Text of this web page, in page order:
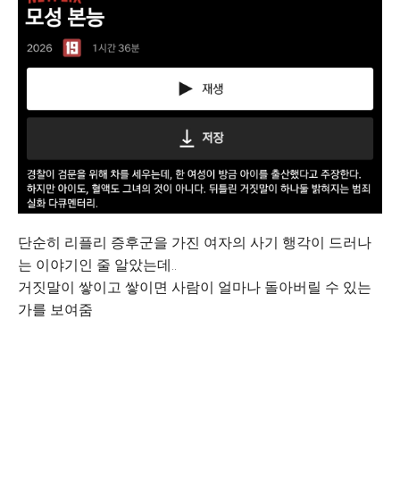
단순히 리플리 증후군을 가진 여자의 사기 행각이 드러나
는 이야기인 줄 알았는데..
거짓말이 쌓이고 쌓이면 사람이 얼마나 돌아버릴 수 있는
가를 보여줌